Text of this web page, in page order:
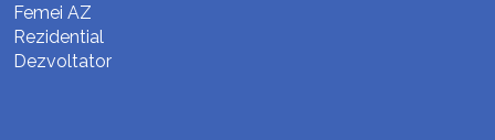
Femei AZ
Rezidential
Dezvoltator